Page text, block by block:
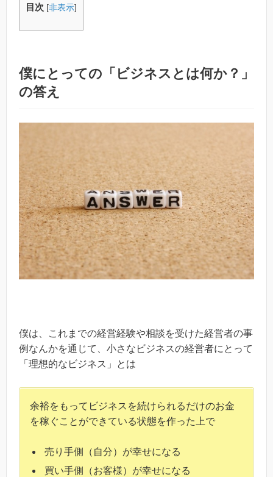
目次 [非表示]
僕にとっての「ビジネスとは何か？」
の答え
僕は、これまでの経営経験や相談を受けた経営者の事
例なんかを通じて、小さなビジネスの経営者にとって
「理想的なビジネス」とは
余裕をもってビジネスを続けられるだけのお金
を稼ぐことができている状態を作った上で
売り手側（自分）が幸せになる
買い手側（お客様）が幸せになる